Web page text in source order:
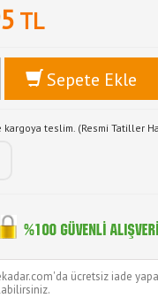
TL
Sepete Ekle
teslim. (Resmi Tatiller
ücretsiz iade